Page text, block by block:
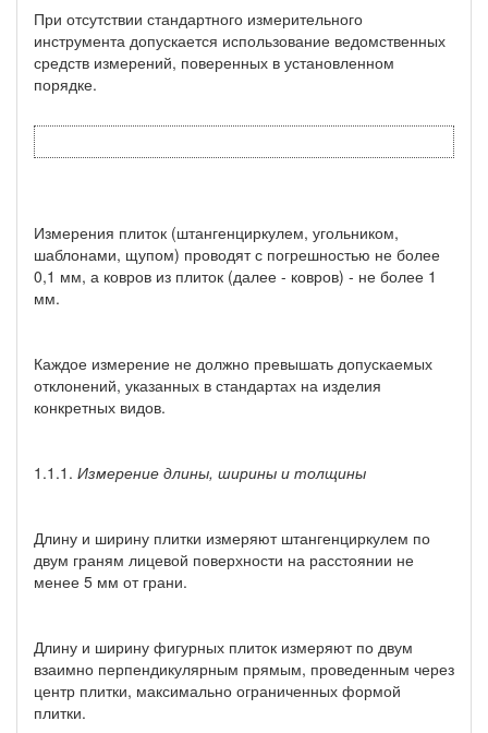
При отсутствии стандартного измерительного
инструмента допускается использование ведомственных
средств измерений, поверенных в установленном
порядке.
Измерения плиток (штангенциркулем, угольником,
шаблонами, щупом) проводят с погрешностью не более
0,1 мм, а ковров из плиток (далее - ковров) - не более 1
мм.
Каждое измерение не должно превышать допускаемых
отклонений, указанных в стандартах на изделия
конкретных видов.
1.1.1. Измерение длины, ширины и толщины
Длину и ширину плитки измеряют штангенциркулем по
двум граням лицевой поверхности на расстоянии не
менее 5 мм от грани.
Длину и ширину фигурных плиток измеряют по двум
взаимно перпендикулярным прямым, проведенным через
центр плитки, максимально ограниченных формой
плитки.